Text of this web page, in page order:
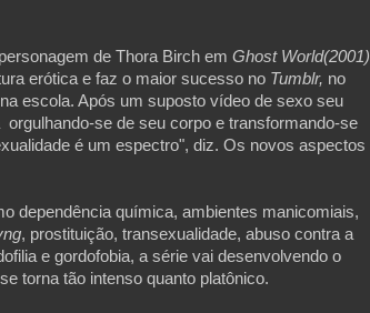
de Thora Birch em Ghost World(2001)
erótica e faz o maior sucesso no Tumblr, no
escola. Após um suposto vídeo de sexo seu
se de seu corpo e transformando-se
é um espectro", diz. Os novos aspectos
dependência química, ambientes manicomiais,
, prostituição, transexualidade, abuso contra a
e gordofobia, a série vai desenvolvendo o
torna tão intenso quanto platônico.